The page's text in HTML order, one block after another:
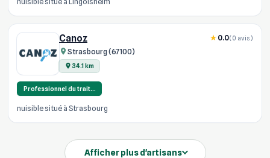
Canoz
Strasbourg (67100)
34.1 km
0.0(0 avis)
Professionnel du trait…
nuisible situé à Strasbourg
Afficher plus d'artisans